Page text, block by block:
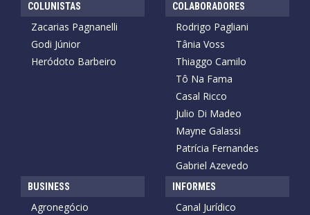
COLUNISTAS
Zacarias Pagnanelli
Godi Júnior
Heródoto Barbeiro
COLABORADORES
Rodrigo Pagliani
Tânia Voss
Thiaggo Camilo
Tô Na Fama
Casal Ricco
Julio Di Madeo
Mayne Galassi
Patrícia Fernandes
Gabriel Azevedo
BUSINESS
Agronegócio
INFORMES
Canal Jurídico